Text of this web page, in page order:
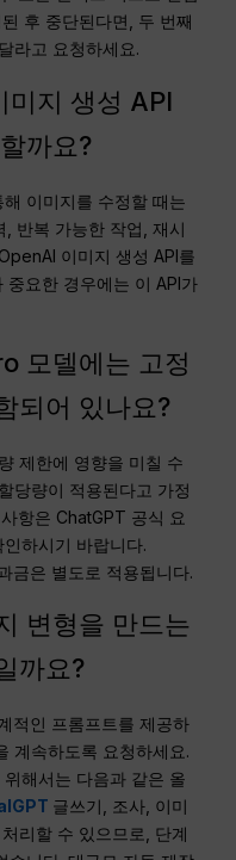
후 중단된다면, 두 번째
라고 요청하세요.
지 생성 API
까요?
이미지를 수정할 때는
반복 가능한 작업, 재시
이미지 생성 API를
중요한 경우에는 이 API가
모델에는 고정
되어 있나요?
제한에 영향을 미칠 수
당량이 적용된다고 가정
항은 ChatGPT 공식 요
하시기 바랍니다.
금은 별도로 적용됩니다.
변형을 만드는
까요?
적인 프롬프트를 제공하
계속하도록 요청하세요.
해서는 다음과 같은 올
글쓰기, 조사, 이미
리할 수 있으므로, 단계